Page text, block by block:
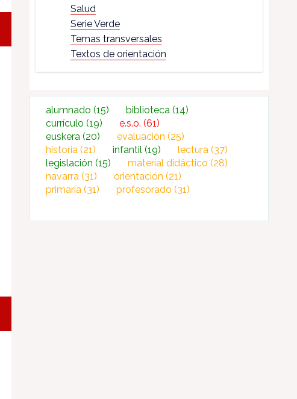
Salud
Serie Verde
Temas transversales
Textos de orientación
alumnado(15) biblioteca(14)
currículo(19) e.s.o.(61)
euskera(20) evaluación(25)
historia(21) infantil(19) lectura(37)
legislación(15) material didáctico(28)
navarra(31) orientación(21)
primaria(31) profesorado(31)